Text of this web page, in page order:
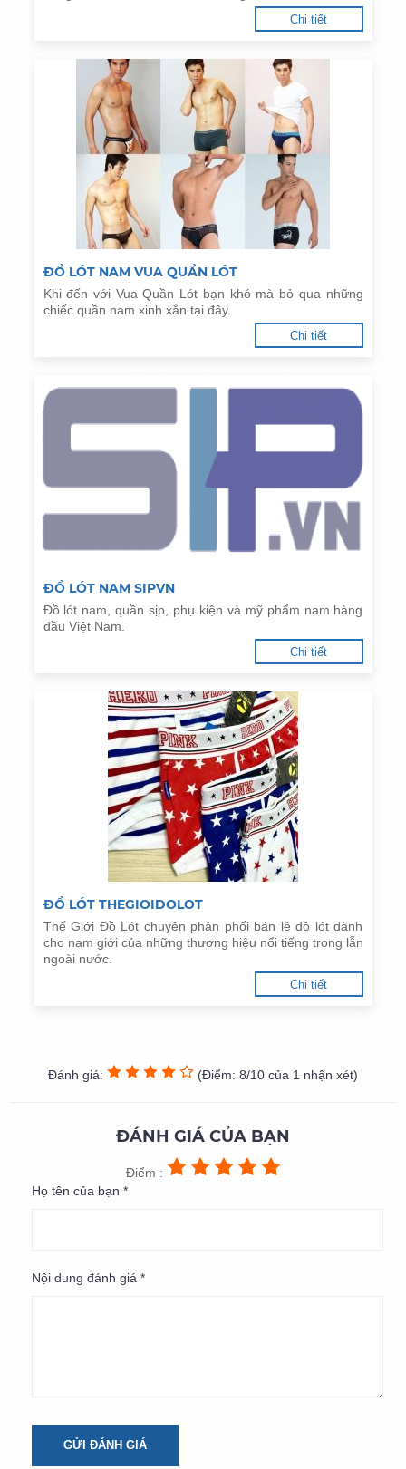
Chi tiết
ĐỒ LÓT NAM VUA QUẦN LÓT
Khi đến với Vua Quần Lót bạn khó mà bỏ qua những
chiếc quần nam xinh xắn tại đây.
Chi tiết
ĐỒ LÓT NAM SIPVN
Đồ lót nam, quần sịp, phụ kiện và mỹ phẩm nam hàng
đầu Việt Nam.
Chi tiết
ĐỒ LÓT THEGIOIDOLOT
Thế Giới Đồ Lót chuyên phân phối bán lẻ đồ lót dành
cho nam giới của những thương hiệu nổi tiếng trong lẫn
ngoài nước.
Chi tiết
Đánh giá: (Điểm: 8/10 của 1 nhận xét)
ĐÁNH GIÁ CỦA BẠN
Điểm :
Họ tên của bạn *
Nội dung đánh giá *
GỬI ĐÁNH GIÁ